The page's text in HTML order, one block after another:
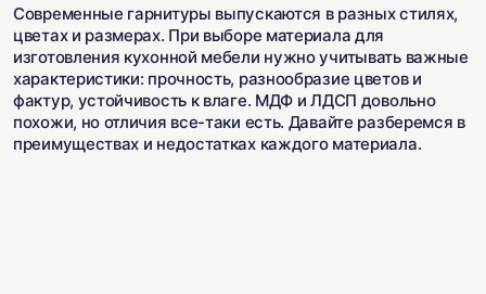
Современные гарнитуры выпускаются в разных стилях,
цветах и размерах. При выборе материала для
изготовления кухонной мебели нужно учитывать важные
характеристики: прочность, разнообразие цветов и
фактур, устойчивость к влаге. МДФ и ЛДСП довольно
похожи, но отличия все-таки есть. Давайте разберемся в
преимуществах и недостатках каждого материала.